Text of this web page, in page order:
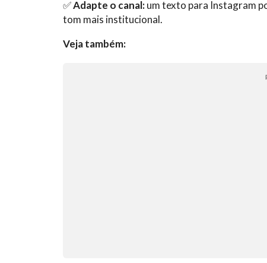
✅Adapte o canal:um texto para Instagram
tom mais institucional.
Veja também: